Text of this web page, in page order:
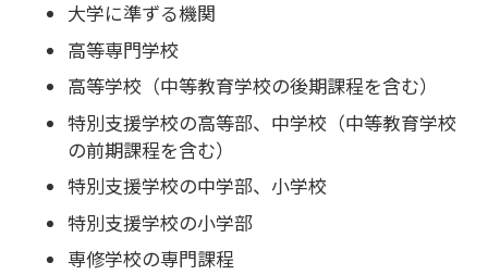
大学に準ずる機関
高等専門学校
高等学校（中等教育学校の後期課程を含む）
特別支援学校の高等部、中学校（中等教育学校
の前期課程を含む）
特別支援学校の中学部、小学校
特別支援学校の小学部
専修学校の専門課程